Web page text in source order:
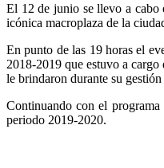
El 12 de junio se llevo a cabo
icónica macroplaza de la
En punto de las 19 horas el
2018-2019 que estuvo a
le brindaron durante su
Continuando con el
periodo 2019-2020.